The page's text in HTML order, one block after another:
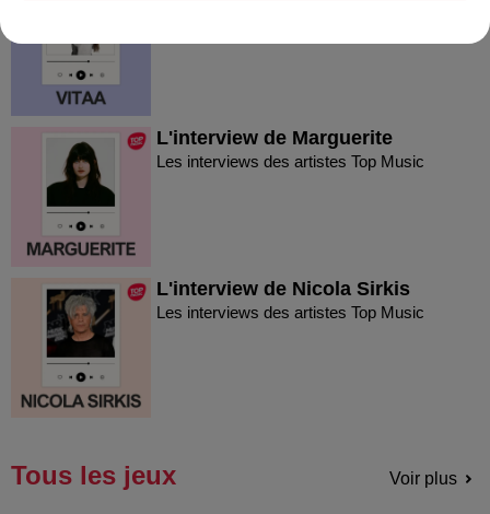
L'interview de Marguerite
Les interviews des artistes Top Music
L'interview de Nicola Sirkis
Les interviews des artistes Top Music
Tous les jeux Voir plus